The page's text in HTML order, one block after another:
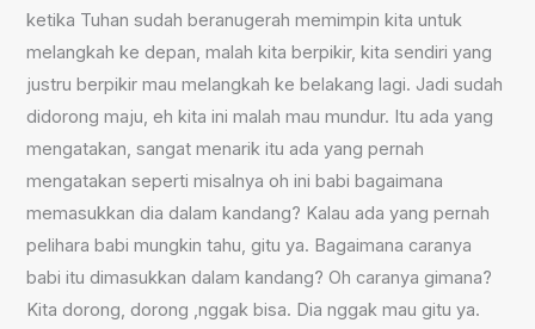
ketika Tuhan sudah beranugerah memimpin kita untuk
melangkah ke depan, malah kita berpikir, kita sendiri yang
justru berpikir mau melangkah ke belakang lagi. Jadi sudah
didorong maju, eh kita ini malah mau mundur. Itu ada yang
mengatakan, sangat menarik itu ada yang pernah
mengatakan seperti misalnya oh ini babi bagaimana
memasukkan dia dalam kandang? Kalau ada yang pernah
pelihara babi mungkin tahu, gitu ya. Bagaimana caranya
babi itu dimasukkan dalam kandang? Oh caranya gimana?
Kita dorong, dorong ,nggak bisa. Dia nggak mau gitu ya.